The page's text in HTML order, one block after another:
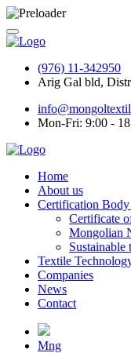
(976) 11-342950
Arig Gal bld,
Mon-Fri: 9:00 -
Home
About us
Certification
Certificate
Mongolian
Sustainable
Textile
Companies
News
Contact
Mng